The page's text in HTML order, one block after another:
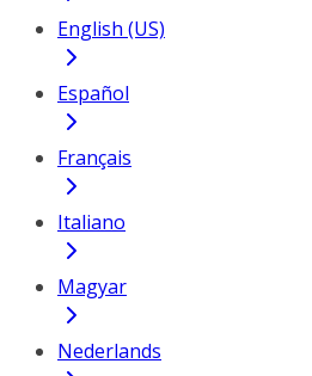
English (US)
Español
Français
Italiano
Magyar
Nederlands